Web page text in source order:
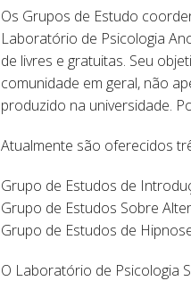
Os Grupos de Estudo
Laboratório de Psicologia
de livres e gratuitas. Seu
comunidade em geral, não
produzido na universidade.
Atualmente são oferecidos
Grupo de Estudos de
Grupo de Estudos Sobre
Grupo de Estudos de
O Laboratório de Psicologia